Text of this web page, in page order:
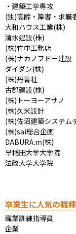
・建築工学専攻
(独)高齢・障害・求職
大和ハウス工業(株)
清水建設(株)
(株)竹中工務店
(株)ナカノフドー建設
ダイダン(株)
(株)丹青社
古郡建設(株)
(株)トーヨーアサノ
(株)久米設計
(株)佐沼建築システム
(株)sai総合企画
DABURA.m(株)
早稲田大学大学院
法政大学大学院
卒業生に人気の職種
職業訓練指導員
企業